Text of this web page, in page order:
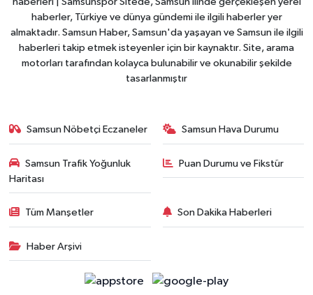
haberler, Türkiye ve dünya gündemi ile ilgili haberler yer
almaktadır. Samsun Haber, Samsun'da yaşayan ve Samsun ile ilgili
haberleri takip etmek isteyenler için bir kaynaktır. Site, arama
motorları tarafından kolayca bulunabilir ve okunabilir şekilde
tasarlanmıştır
Samsun Nöbetçi Eczaneler Samsun Hava Durumu
Samsun Trafik Yoğunluk
Haritası
Puan Durumu ve Fikstür
Tüm Manşetler Son Dakika Haberleri
Haber Arşivi